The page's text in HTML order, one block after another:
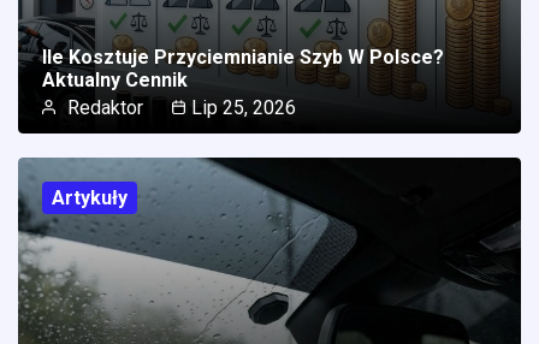
Ile Kosztuje Przyciemnianie Szyb W Polsce?
Aktualny Cennik
Redaktor
Lip 25, 2026
Artykuły